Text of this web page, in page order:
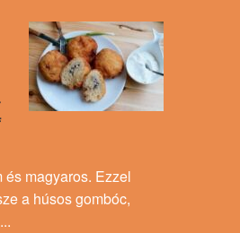
és magyaros. Ezzel
a húsos gombóc,